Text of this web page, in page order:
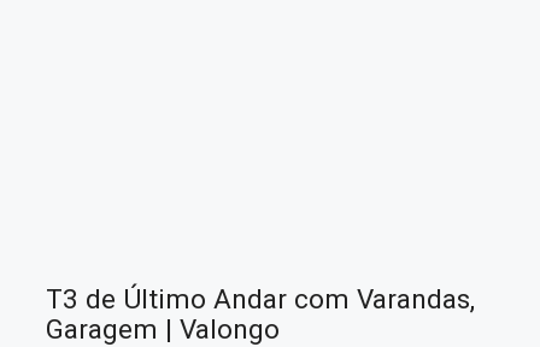
T3 de Último Andar com Varandas,
Garagem | Valongo